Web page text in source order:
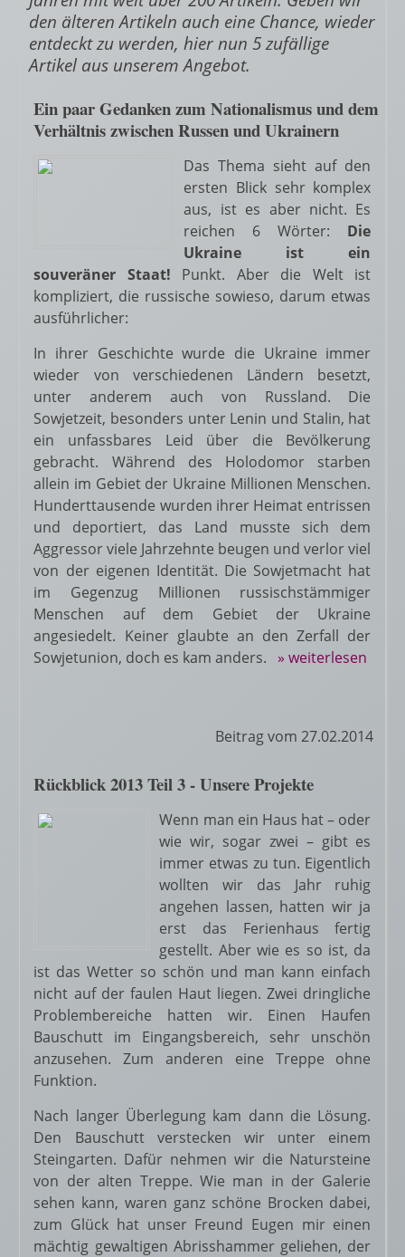
den älteren Artikeln auch eine Chance, wieder
entdeckt zu werden, hier nun 5 zufällige
Artikel aus unserem Angebot.
Ein paar Gedanken zum Nationalismus und dem
Verhältnis zwischen Russen und Ukrainern
Das Thema sieht auf den
ersten Blick sehr komplex
aus, ist es aber nicht. Es
reichen 6 Wörter: Die
Ukraine ist ein
souveräner Staat! Punkt. Aber die Welt ist
kompliziert, die russische sowieso, darum etwas
ausführlicher:
In ihrer Geschichte wurde die Ukraine immer
wieder von verschiedenen Ländern besetzt,
unter anderem auch von Russland. Die
Sowjetzeit, besonders unter Lenin und Stalin, hat
ein unfassbares Leid über die Bevölkerung
gebracht. Während des Holodomor starben
allein im Gebiet der Ukraine Millionen Menschen.
Hunderttausende wurden ihrer Heimat entrissen
und deportiert, das Land musste sich dem
Aggressor viele Jahrzehnte beugen und verlor viel
von der eigenen Identität. Die Sowjetmacht hat
im Gegenzug Millionen russischstämmiger
Menschen auf dem Gebiet der Ukraine
angesiedelt. Keiner glaubte an den Zerfall der
Sowjetunion, doch es kam anders. » weiterlesen
Beitrag vom 27.02.2014
Rückblick 2013 Teil 3 - Unsere Projekte
Wenn man ein Haus hat – oder
wie wir, sogar zwei – gibt es
immer etwas zu tun. Eigentlich
wollten wir das Jahr ruhig
angehen lassen, hatten wir ja
erst das Ferienhaus fertig
gestellt. Aber wie es so ist, da
ist das Wetter so schön und man kann einfach
nicht auf der faulen Haut liegen. Zwei dringliche
Problembereiche hatten wir. Einen Haufen
Bauschutt im Eingangsbereich, sehr unschön
anzusehen. Zum anderen eine Treppe ohne
Funktion.
Nach langer Überlegung kam dann die Lösung.
Den Bauschutt verstecken wir unter einem
Steingarten. Dafür nehmen wir die Natursteine
von der alten Treppe. Wie man in der Galerie
sehen kann, waren ganz schöne Brocken dabei,
zum Glück hat unser Freund Eugen mir einen
mächtig gewaltigen Abrisshammer geliehen, der